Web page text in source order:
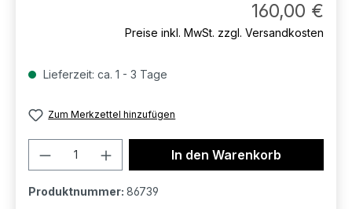
160,00 €
Preise inkl. MwSt. zzgl. Versandkosten
Lieferzeit: ca. 1 - 3 Tage
Zum Merkzettel hinzufügen
Produkt Anzahl: Gib den
In den Warenkorb
Produktnummer: 86739